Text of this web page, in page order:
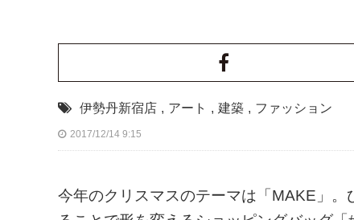
伊勢丹新宿店 , アート , 建築 , ファッション
2017/12/14 9:15
今年のクリスマスのテーマは「MAKE」